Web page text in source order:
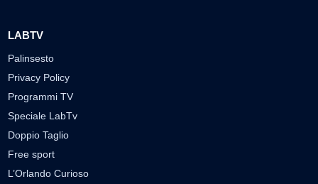
LABTV
Palinsesto
Privacy Policy
Programmi TV
Speciale LabTv
Doppio Taglio
Free sport
L’Orlando Curioso